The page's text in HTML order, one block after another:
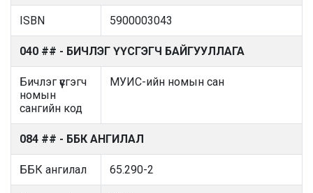
ISBN 5900003043
040 ## - БИЧЛЭГ ҮҮСГЭГЧ БАЙГУУЛЛАГА
Бичлэг үүсгэгч
номын
сангийн код
МУИС-ийн номын сан
084 ## - ББК АНГИЛАЛ
ББК ангилал 65.290-2